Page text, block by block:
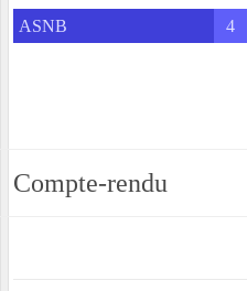
ASNB 4
Compte-rendu